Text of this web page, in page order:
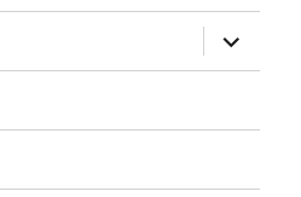
ouvrir
le
sous-